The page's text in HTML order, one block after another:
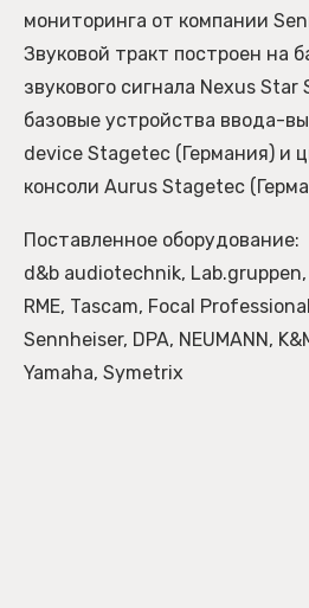
мониторинга от компании
Звуковой тракт построен на
звукового сигнала Nexus
базовые устройства ввода-
device Stagetec (Германия) и
консоли Aurus Stagetec
Поставленное оборудование:
d&b audiotechnik, Lab.gruppen,
RME, Tascam, Focal
Sennheiser, DPA, NEUMANN,
Yamaha, Symetrix